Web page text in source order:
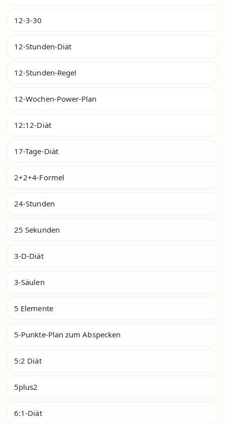
12-3-30
12-Stunden-Diät
12-Stunden-Regel
12-Wochen-Power-Plan
12:12-Diät
17-Tage-Diät
2+2+4-Formel
24-Stunden
25 Sekunden
3-D-Diät
3-Säulen
5 Elemente
5-Punkte-Plan zum Abspecken
5:2 Diät
5plus2
6:1-Diät